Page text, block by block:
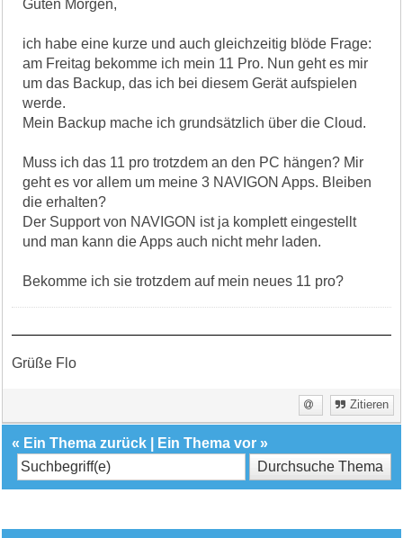
Guten Morgen,
ich habe eine kurze und auch gleichzeitig blöde Frage:
am Freitag bekomme ich mein 11 Pro. Nun geht es mir
um das Backup, das ich bei diesem Gerät aufspielen
werde.
Mein Backup mache ich grundsätzlich über die Cloud.
Muss ich das 11 pro trotzdem an den PC hängen? Mir
geht es vor allem um meine 3 NAVIGON Apps. Bleiben
die erhalten?
Der Support von NAVIGON ist ja komplett eingestellt
und man kann die Apps auch nicht mehr laden.
Bekomme ich sie trotzdem auf mein neues 11 pro?
Grüße Flo
Zitieren
« Ein Thema zurück Ein Thema vor »